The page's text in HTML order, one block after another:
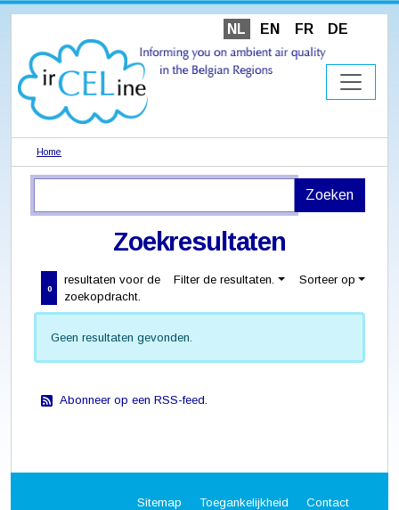
NL EN FR DE
Home
Zoekresultaten
0
resultaten voor de
zoekopdracht.
Filter de resultaten. Sorteer op
Geen resultaten gevonden.
Abonneer op een RSS-feed.
Sitemap Toegankelijkheid Contact